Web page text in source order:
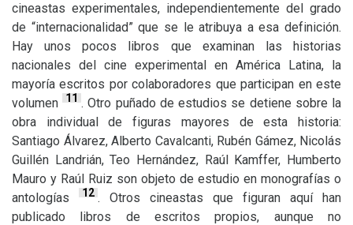
cineastas experimentales, independientemente del grado
de “internacionalidad” que se le atribuya a esa definición.
Hay unos pocos libros que examinan las historias
nacionales del cine experimental en América Latina, la
mayoría escritos por colaboradores que participan en este
volumen 11 . Otro puñado de estudios se detiene sobre la
obra individual de figuras mayores de esta historia:
Santiago Álvarez, Alberto Cavalcanti, Rubén Gámez, Nicolás
Guillén Landrián, Teo Hernández, Raúl Kamffer, Humberto
Mauro y Raúl Ruiz son objeto de estudio en monografías o
antologías
12 . Otros cineastas que figuran aquí han
publicado libros de escritos propios, aunque no